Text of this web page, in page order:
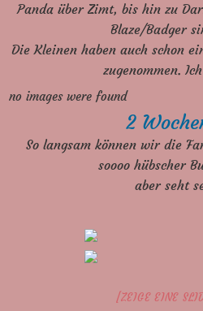
Panda über Zimt, bis hin zu
Blaze/Badger
Die Kleinen haben auch schon
zugenommen.
no images were found
2
So langsam können wir die
soooo hübscher
aber seht
[ZEIGE EINE